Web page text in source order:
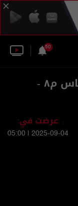
50
واسط ناحية البشائر - ناس وناس م٨ -
عرضت في:
2025-09-04 | 05:00